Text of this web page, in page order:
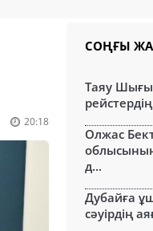
20:18
СОҢҒЫ
Таяу
Олжас
облысының
д...
Дубайға
сәуірдің